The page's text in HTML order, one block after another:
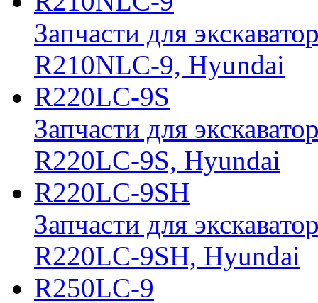
Запчасти для
R210NLC-9, Hyundai
R220LC-9S
Запчасти для
R220LC-9S, Hyundai
R220LC-9SH
Запчасти для
R220LC-9SH, Hyundai
R250LC-9